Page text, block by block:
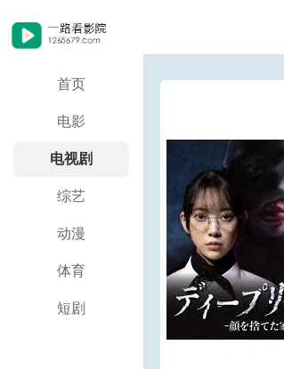
首页
电影
电视剧
综艺
动漫
体育
短剧